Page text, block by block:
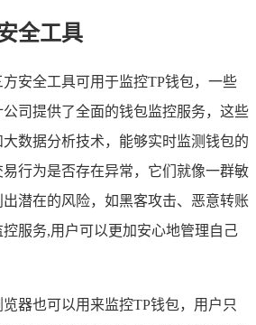
全工具
安全工具可用于监控TP钱包，一些
司提供了全面的钱包监控服务，这些
数据分析技术，能够实时监测钱包的
行为是否存在异常，它们就像一群敏
潜在的风险，如黑客攻击、恶意转账
服务,用户可以更加安心地管理自己
器也可以用来监控TP钱包，用户只